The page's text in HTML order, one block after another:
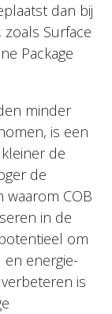
dan bij
Surface
Package
minder
is een
de
de
waarom COB
in de
om
energie-
is